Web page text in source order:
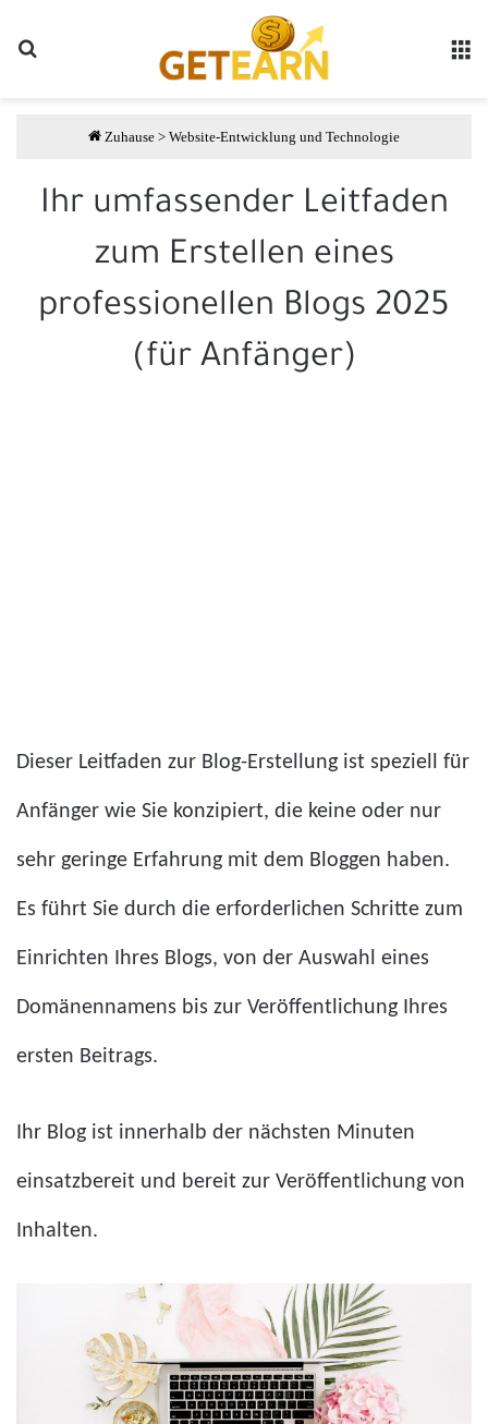
Zuhause > Website-Entwicklung und Technologie
Ihr umfassender Leitfaden
zum Erstellen eines
professionellen Blogs 2025
(für Anfänger)
Dieser Leitfaden zur Blog-Erstellung ist speziell für
Anfänger wie Sie konzipiert, die keine oder nur
sehr geringe Erfahrung mit dem Bloggen haben.
Es führt Sie durch die erforderlichen Schritte zum
Einrichten Ihres Blogs, von der Auswahl eines
Domänennamens bis zur Veröffentlichung Ihres
ersten Beitrags.
Ihr Blog ist innerhalb der nächsten Minuten
einsatzbereit und bereit zur Veröffentlichung von
Inhalten.